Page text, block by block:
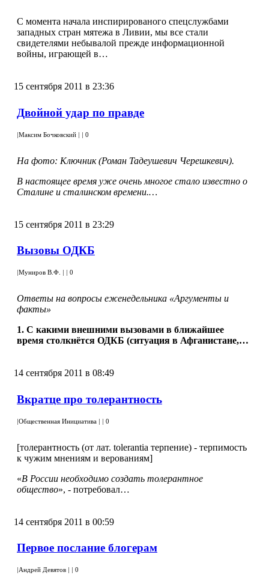
С момента начала инспирированого спецслужбами
западных стран мятежа в Ливии, мы все стали
свидетелями небывалой прежде информационной
войны, играющей в…
15 сентября 2011 в 23:36
Двойной удар по правде
|Максим Бочковский | | 0
На фото: Ключник (Роман Тадеушевич Черешкевич).
В настоящее время уже очень многое стало известно о
Сталине и сталинском времени.…
15 сентября 2011 в 23:29
Вызовы ОДКБ
|Муниров В.Ф. | | 0
Ответы на вопросы еженедельника «Аргументы и
факты»
1. С какими внешними вызовами в ближайшее
время столкнётся ОДКБ (ситуация в Афганистане,…
14 сентября 2011 в 08:49
Вкратце про толерантность
|Общественная Инициатива | | 0
[толерантность (от лат. tolerantia терпение) - терпимость
к чужим мнениям и верованиям]
«В России необходимо создать толерантное
общество», - потребовал…
14 сентября 2011 в 00:59
Первое послание блогерам
|Андрей Девятов | | 0